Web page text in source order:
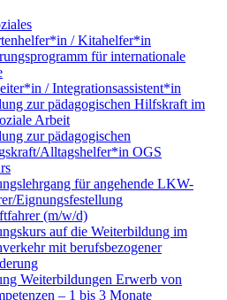
/ Kitahelfer*in
für internationale
/ Integrationsassistent*in
zur pädagogischen Hilfskraft im
Arbeit
zur pädagogischen
Alltagshelfer*in OGS
für angehende LKW-
Eignungsfestellung
(m/w/d)
auf die Weiterbildung im
mit berufsbezogener
Weiterbildungen Erwerb von
– 1 bis 3 Monate